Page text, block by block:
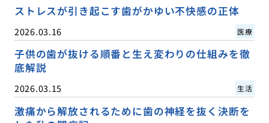
ストレスが引き起こす歯がかゆい不快感の正体
2026.03.16 医療
子供の歯が抜ける順番と生え変わりの仕組みを徹
底解説
2026.03.15 生活
激痛から解放されるために歯の神経を抜く決断を